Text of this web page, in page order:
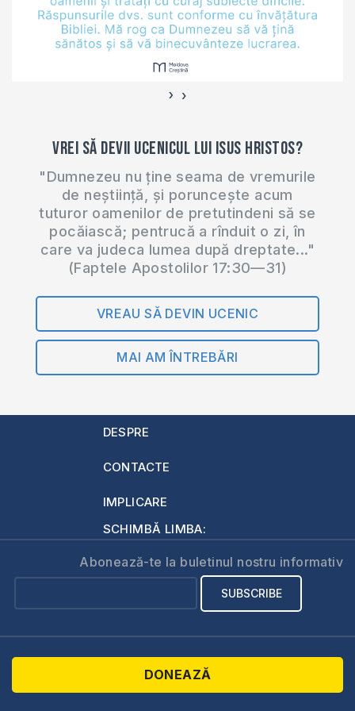
‹ ›
Vrei să devii ucenicul lui Isus Hristos?
"Dumnezeu nu ține seama de vremurile
de neștiință, și poruncește acum
tuturor oamenilor de pretutindeni să se
pocăiască; pentrucă a rînduit o zi, în
care va judeca lumea după dreptate..."
(Faptele Apostolilor 17:30—31)
VREAU SĂ DEVIN UCENIC
MAI AM ÎNTREBĂRI
DESPRE
CONTACTE
IMPLICARE
SCHIMBĂ LIMBA:
Abonează-te la buletinul nostru informativ
DONEAZĂ